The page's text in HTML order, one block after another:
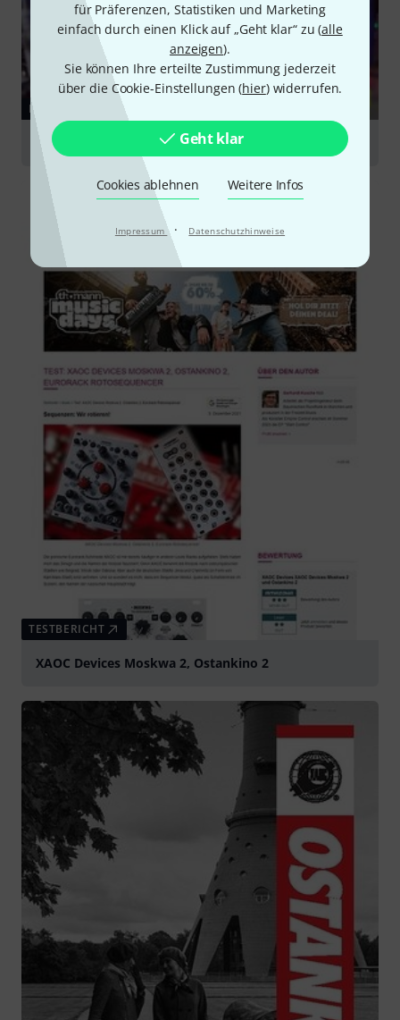
für Präferenzen, Statistiken und Marketing
einfach durch einen Klick auf „Geht klar“ zu (alle
anzeigen).
Sie können Ihre erteilte Zustimmung jederzeit
über die Cookie-Einstellungen (hier) widerrufen.
Geht klar
Cookies ablehnen Weitere Infos
Impressum · Datenschutzhinweise
RATGEBER
Eurorack – Modulare Synthesizer
TESTBERICHT
XAOC Devices Moskwa 2, Ostankino 2